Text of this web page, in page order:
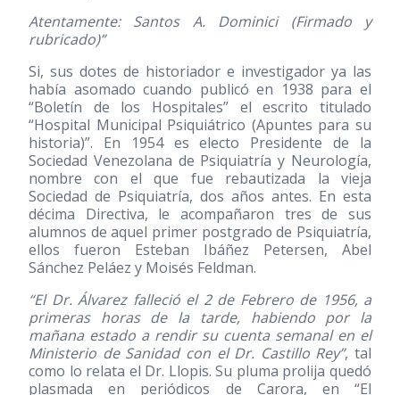
Atentamente: Santos A. Dominici (Firmado y
rubricado)”
Si, sus dotes de historiador e investigador ya las
había asomado cuando publicó en 1938 para el
“Boletín de los Hospitales” el escrito titulado
“Hospital Municipal Psiquiátrico (Apuntes para su
historia)”. En 1954 es electo Presidente de la
Sociedad Venezolana de Psiquiatría y Neurología,
nombre con el que fue rebautizada la vieja
Sociedad de Psiquiatría, dos años antes. En esta
décima Directiva, le acompañaron tres de sus
alumnos de aquel primer postgrado de Psiquiatría,
ellos fueron Esteban Ibáñez Petersen, Abel
Sánchez Peláez y Moisés Feldman.
“El Dr. Álvarez falleció el 2 de Febrero de 1956, a
primeras horas de la tarde, habiendo por la
mañana estado a rendir su cuenta semanal en el
Ministerio de Sanidad con el Dr. Castillo Rey”, tal
como lo relata el Dr. Llopis. Su pluma prolija quedó
plasmada en periódicos de Carora, en “El